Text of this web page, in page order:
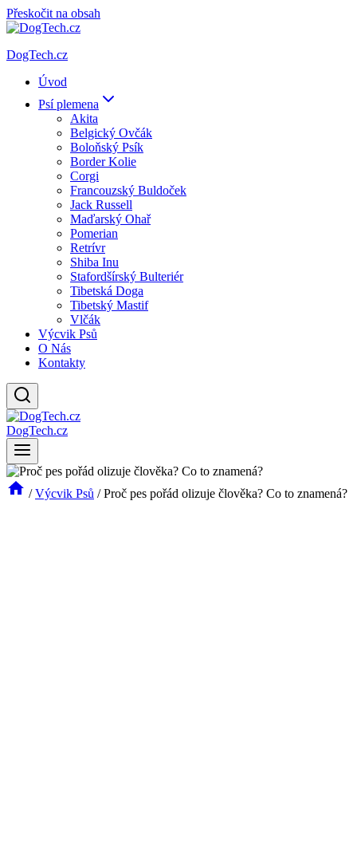
Přeskočit na obsah
DogTech.cz
Úvod
Psí plemena
Akita
Belgický Ovčák
Boloňský Psík
Border Kolie
Corgi
Francouzský Buldoček
Jack Russell
Maďarský Ohař
Pomerian
Retrívr
Shiba Inu
Stafordšírský Bulteriér
Tibetská Doga
Tibetský Mastif
Vlčák
Výcvik Psů
O Nás
Kontakty
DogTech.cz
/ Výcvik Psů / Proč pes pořád olizuje člověka? Co to znamená?